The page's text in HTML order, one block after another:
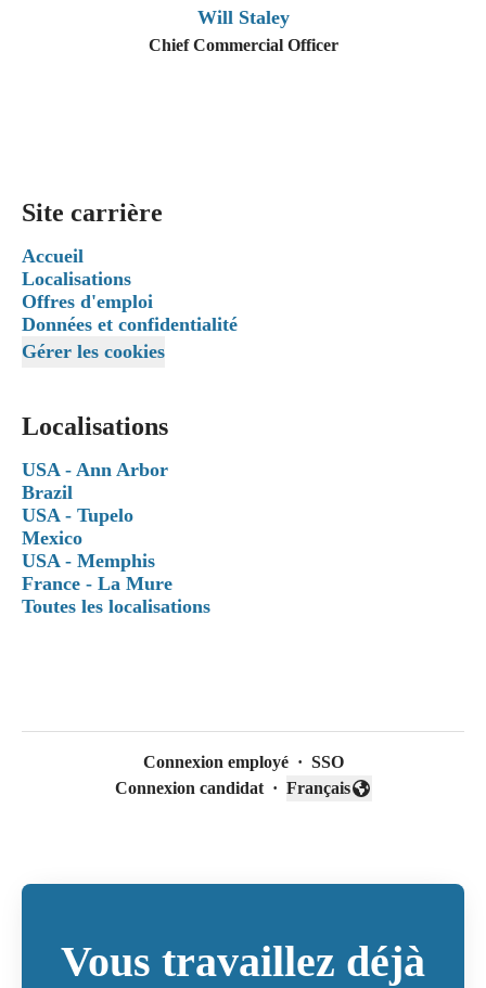
Will Staley
Chief Commercial Officer
Site carrière
Accueil
Localisations
Offres d'emploi
Données et confidentialité
Gérer les cookies
Localisations
USA - Ann Arbor
Brazil
USA - Tupelo
Mexico
USA - Memphis
France - La Mure
Toutes les localisations
Connexion employé · SSO
Connexion candidat ·
Changer la langue
Français
Vous travaillez déjà